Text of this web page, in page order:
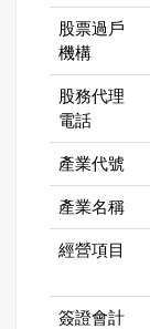
股票過戶
機構
股務代理
電話
產業代號
產業名稱
經營項目
簽證會計